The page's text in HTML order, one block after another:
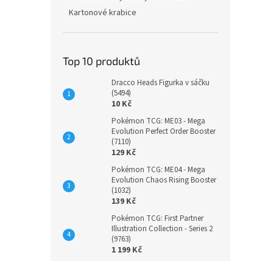
Kartonové krabice
Top 10 produktů
Dracco Heads Figurka v sáčku
(5494)
10 Kč
Pokémon TCG: ME03 - Mega
Evolution Perfect Order Booster
(7110)
129 Kč
Pokémon TCG: ME04 - Mega
Evolution Chaos Rising Booster
(1032)
139 Kč
Pokémon TCG: First Partner
Illustration Collection - Series 2
(9763)
1 199 Kč